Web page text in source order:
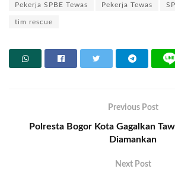
Pekerja SPBE Tewas Pekerja Tewas
tim rescue
Previous Post
Polresta Bogor Kota Gagalkan
Diamankan
Next Post